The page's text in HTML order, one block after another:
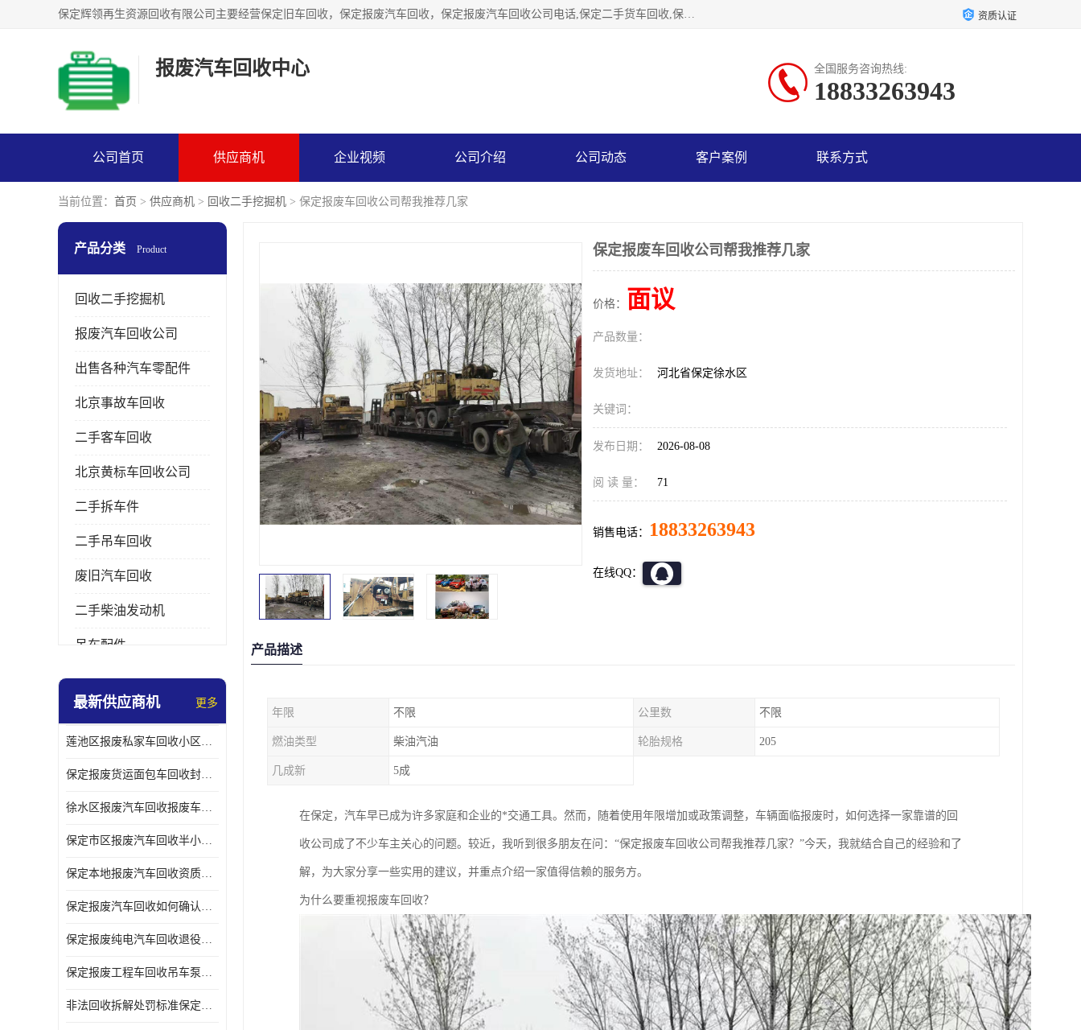
保定辉领再生资源回收有限公司主要经营保定旧车回收，保定报废汽车回收，保定报废汽车回收公司电话,保定二手货车回收,保定黄标车回收, 保定黄标车回收，保定哪里收报废车，保定废旧汽车回收，保定汽车报废手续办理，保定汽车解体厂。将通过采取区域限行促进淘汰、经济补助激励新、加大上路*法处罚、加强达标排放监管等综合措施，对老旧机动车逐步实行末位淘汰，加快老旧机动车淘汰新 资质认证
报废汽车回收中心 全国服务咨询热线:
18833263943
公司首页 供应商机 企业视频 公司介绍 公司动态 客户案例 联系方式
当前位置： 首页 > 供应商机 > 回收二手挖掘机 > 保定报废车回收公司帮我推荐几家
产品分类 Product
回收二手挖掘机
报废汽车回收公司
出售各种汽车零配件
北京事故车回收
二手客车回收
北京黄标车回收公司
二手拆车件
二手吊车回收
废旧汽车回收
二手柴油发动机
吊车配件
挖掘机拆车件
最新供应商机 更多
莲池区报废私家车回收小区上门拖车便捷
保定报废货运面包车回收封闭货车报废销户
徐水区报废汽车回收报废车辆补贴申请流程
保定市区报废汽车回收半小时上门现场估价
保定本地报废汽车回收资质齐全无隐形收费
保定报废汽车回收如何确认车辆完成销户
保定报废纯电汽车回收退役电池统一处置
保定报废工程车回收吊车泵车挖掘机回收拆解
非法回收拆解处罚标准保定报废车合规提示
保定报废车回收公司帮我推荐几家
价格： 面议
产品数量：
发货地址： 河北省保定徐水区
关键词：
发布日期： 2026-08-08
阅 读 量： 71
销售电话： 18833263943
在线QQ：
产品描述
年限 不限 公里数 不限
燃油类型 柴油汽油 轮胎规格 205
几成新 5成
在保定，汽车早已成为许多家庭和企业的*交通工具。然而，随着使用年限增加或政策调整，车辆面临报废时，如何选择一家靠谱的回
收公司成了不少车主关心的问题。较近，我听到很多朋友在问：“保定报废车回收公司帮我推荐几家？”今天，我就结合自己的经验和了
解，为大家分享一些实用的建议，并重点介绍一家值得信赖的服务方。
为什么要重视报废车回收？